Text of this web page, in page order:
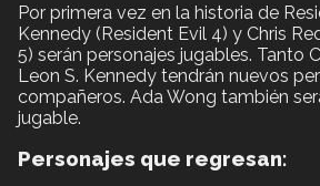
Por primera vez en la historia de
Kennedy (Resident Evil 4) y Chris
5) serán personajes jugables. Tanto
Leon S. Kennedy tendrán nuevos
compañeros. Ada Wong también
jugable.
Personajes que regresan: